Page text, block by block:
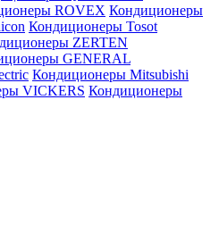
ROVEX Кондиционеры
Кондиционеры Tosot
ZERTEN
GENERAL
Кондиционеры Mitsubishi
VICKERS Кондиционеры